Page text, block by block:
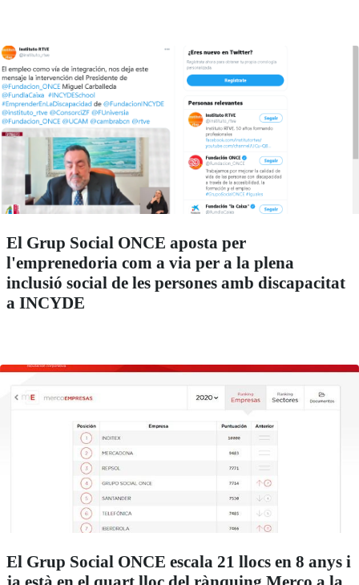
El Grup Social ONCE aposta per
l'emprenedoria com a via per a la plena
inclusió social de les persones amb discapacitat
a INCYDE
El Grup Social ONCE escala 21 llocs en 8 anys i